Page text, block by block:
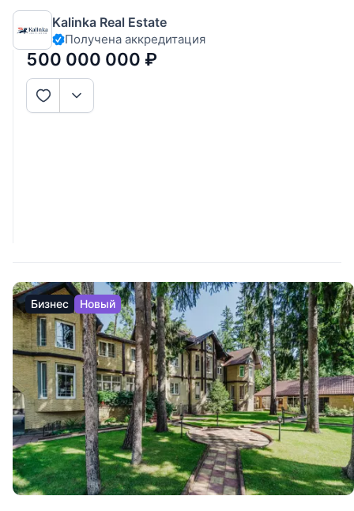
старой части поселка на просторном участке 42 сотки с
возможностью увеличения площади территории еще на
несколько соток! В этой загородной резиденции имеются
все условия
Kalinka Real Estate
Получена аккредитация
500 000 000 ₽
Бизнес Новый